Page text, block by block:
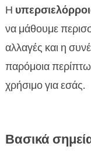
τα
 Συμπέρασμα
 FAQ
Η
να μάθουμε
αλλαγές και η
παρόμοια
χρήσιμο για εσάς.
Βασικά